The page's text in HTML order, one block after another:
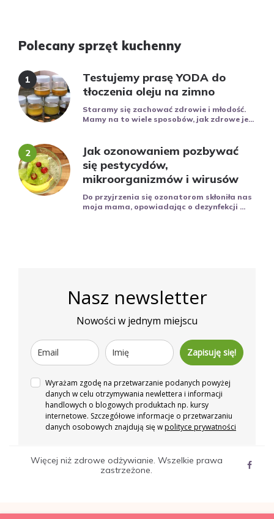
Polecany sprzęt kuchenny
Testujemy prasę YODA do
tłoczenia oleju na zimno
Staramy się zachować zdrowie i młodość.
Mamy na to wiele sposobów, jak zdrowe je...
Jak ozonowaniem pozbywać
się pestycydów,
mikroorganizmów i wirusów
Do przyjrzenia się ozonatorom skłoniła nas
moja mama, opowiadając o dezynfekcji ...
Nasz newsletter
Nowości w jednym miejscu
Zapisuję się!
Wyrażam zgodę na przetwarzanie podanych powyżej
danych w celu otrzymywania newlettera i informacji
handlowych o blogowych produktach np. kursy
internetowe. Szczegółowe informacje o przetwarzaniu
danych osobowych znajdują się wpolityce prywatności
Więcej niż zdrowe odżywianie. Wszelkie prawa
zastrzeżone.